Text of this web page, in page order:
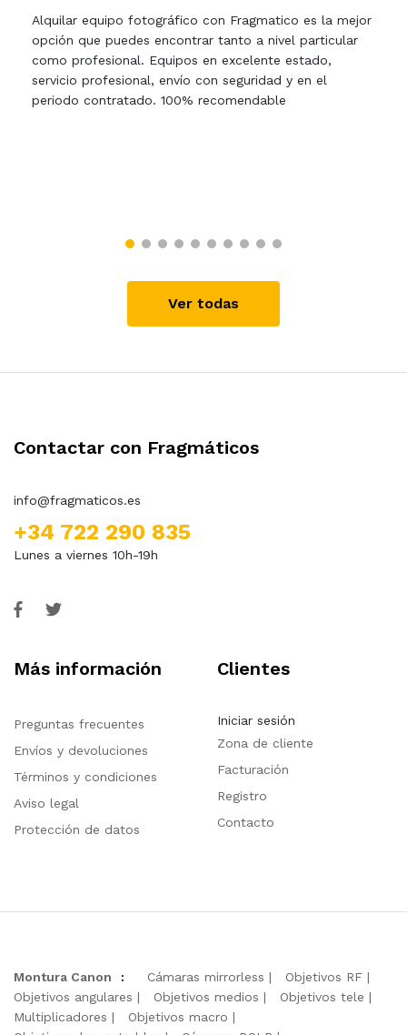
Alquilar equipo fotográfico con Fragmatico es la mejor
opción que puedes encontrar tanto a nivel particular
como profesional. Equipos en excelente estado,
servicio profesional, envío con seguridad y en el
periodo contratado. 100% recomendable
Ver todas
Contactar con Fragmáticos
info@fragmaticos.es
+34 722 290 835
Lunes a viernes 10h-19h
Más información
Preguntas frecuentes
Envíos y devoluciones
Términos y condiciones
Aviso legal
Protección de datos
Clientes
Iniciar sesión
Zona de cliente
Facturación
Registro
Contacto
Montura Canon : Cámaras mirrorless
Objetivos RF
Objetivos angulares
Objetivos medios
Objetivos tele
Multiplicadores
Objetivos macro